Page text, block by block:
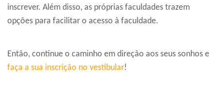
inscrever. Além disso, as próprias faculdades trazem
opções para facilitar o acesso à faculdade.
Então, continue o caminho em direção aos seus sonhos e
faça a sua inscrição no vestibular!